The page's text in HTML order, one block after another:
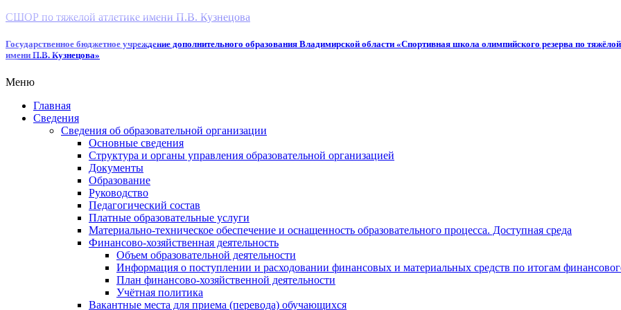
СШОР по тяжелой атлетике имени П.В. Кузнецова
Государственное бюджетное учреждение дополнительного образования Владимирской области «Спортивная школа олимпийского резерва по
имени П.В. Кузнецова»
Меню
Главная
Сведения
Сведения об образовательной организации
Основные сведения
Структура и органы управления образовательной организацией
Документы
Образование
Руководство
Педагогический состав
Платные образовательные услуги
Материально-техническое обеспечение и оснащенность образовательного процесса. Доступная среда
Финансово-хозяйственная деятельность
Объем образовательной деятельности
Информация о поступлении и расходовании финансовых и материальных средств по итогам
План финансово-хозяйственной деятельности
Учётная политика
Вакантные места для приема (перевода) обучающихся